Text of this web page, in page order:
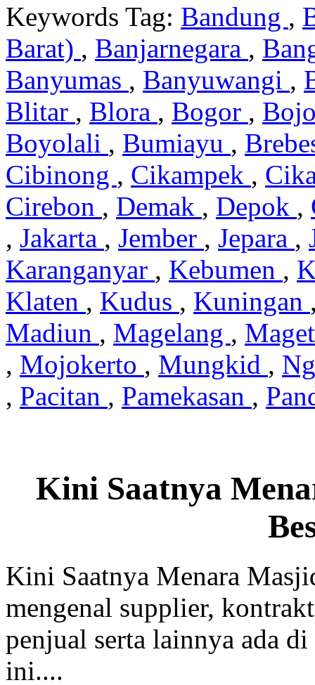
Keywords Tag: Bandung ,
Barat) , Banjarnegara ,
Banyumas , Banyuwangi ,
Blitar , Blora , Bogor ,
Boyolali , Bumiayu ,
Cibinong , Cikampek ,
Cirebon , Demak , Depok ,
, Jakarta , Jember , Jepara ,
Karanganyar , Kebumen ,
Klaten , Kudus , Kuningan
Madiun , Magelang ,
, Mojokerto , Mungkid ,
, Pacitan , Pamekasan ,
Kini Saatnya
Kini Saatnya Menara
mengenal supplier,
penjual serta lainnya ada
ini....